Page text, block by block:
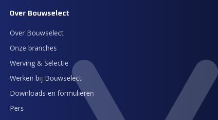
Over Bouwselect
Over Bouwselect
Onze branches
Werving & Selectie
Werken bij Bouwselect
Downloads en formulieren
Pers